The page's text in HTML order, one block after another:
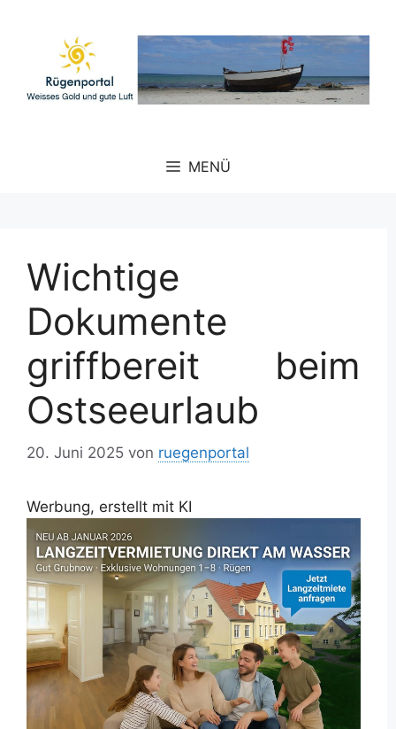
springen
MENÜ
Wichtige
Dokumente
griffbereit beim
Ostseeurlaub
20. Juni 2025 von ruegenportal
Werbung, erstellt mit KI